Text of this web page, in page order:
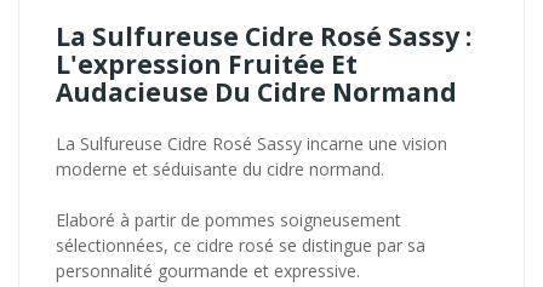
La Sulfureuse Cidre Rosé Sassy :
L'expression Fruitée Et
Audacieuse Du Cidre Normand
La Sulfureuse Cidre Rosé Sassy incarne une vision
moderne et séduisante du cidre normand.
Elaboré à partir de pommes soigneusement
sélectionnées, ce cidre rosé se distingue par sa
personnalité gourmande et expressive.